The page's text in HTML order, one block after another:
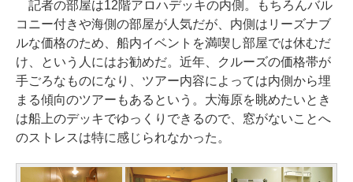
記者の部屋は12階アロハデッキの内側。もちろんバル
コニー付きや海側の部屋が人気だが、内側はリーズナブ
ルな価格のため、船内イベントを満喫し部屋では休むだ
け、という人にはお勧めだ。近年、クルーズの価格帯が
手ごろなものになり、ツアー内容によっては内側から埋
まる傾向のツアーもあるという。大海原を眺めたいとき
は船上のデッキでゆっくりできるので、窓がないことへ
のストレスは特に感じられなかった。